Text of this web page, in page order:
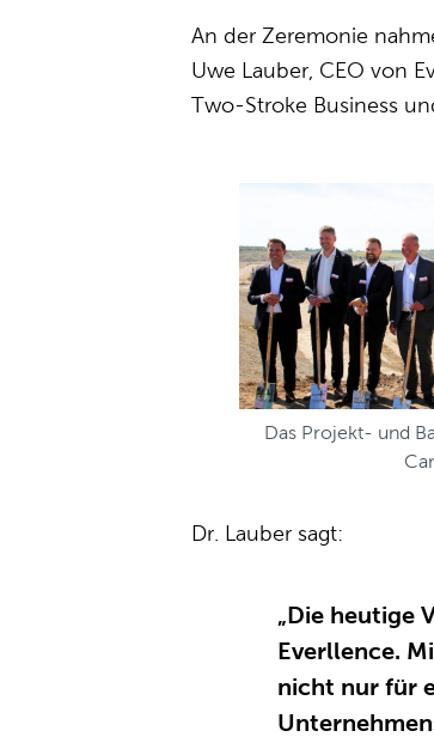
An der Zeremonie
Uwe Lauber, CEO von
Two-Stroke Business
Das Projekt- und
Dr. Lauber sagt:
„Die heutige
Everllence.
nicht nur für